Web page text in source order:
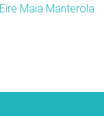
Eire Maia Manterola